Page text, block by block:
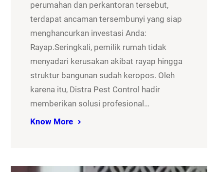
perumahan dan perkantoran tersebut,
terdapat ancaman tersembunyi yang siap
menghancurkan investasi Anda:
Rayap.Seringkali, pemilik rumah tidak
menyadari kerusakan akibat rayap hingga
struktur bangunan sudah keropos. Oleh
karena itu, Distra Pest Control hadir
memberikan solusi profesional…
Know More